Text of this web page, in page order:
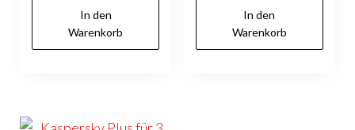
In den
Warenkorb
In den
Warenkorb